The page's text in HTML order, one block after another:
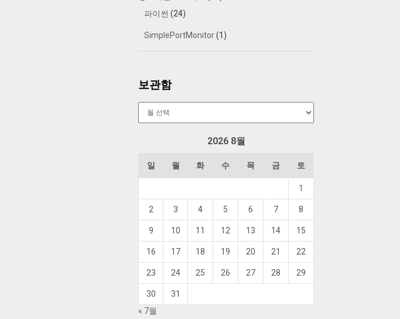
파이썬 (24)
SimplePortMonitor(1)
보관함
2026 8월
일 월 화 수 목 금 토
1
2 3 4 5 6 7 8
9 10 11 12 13 14 15
16 17 18 19 20 21 22
23 24 25 26 27 28 29
30
31
« 7월